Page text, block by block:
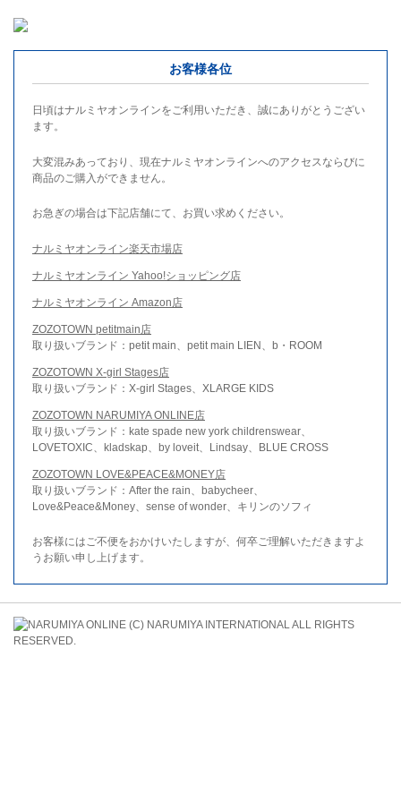
お客様各位
日頃はナルミヤオンラインをご利用いただき、誠にありがとうござい
ます。
大変混みあっており、現在ナルミヤオンラインへのアクセスならびに
商品のご購入ができません。
お急ぎの場合は下記店舗にて、お買い求めください。
ナルミヤオンライン楽天市場店
ナルミヤオンライン Yahoo!ショッピング店
ナルミヤオンライン Amazon店
ZOZOTOWN petitmain店
取り扱いブランド：petit main、petit main LIEN、b・ROOM
ZOZOTOWN X-girl Stages店
取り扱いブランド：X-girl Stages、XLARGE KIDS
ZOZOTOWN NARUMIYA ONLINE店
取り扱いブランド：kate spade new york childrenswear、
LOVETOXIC、kladskap、by loveit、Lindsay、BLUE CROSS
ZOZOTOWN LOVE&PEACE&MONEY店
取り扱いブランド：After the rain、babycheer、
Love&Peace&Money、sense of wonder、キリンのソフィ
お客様にはご不便をおかけいたしますが、何卒ご理解いただきますよ
うお願い申し上げます。